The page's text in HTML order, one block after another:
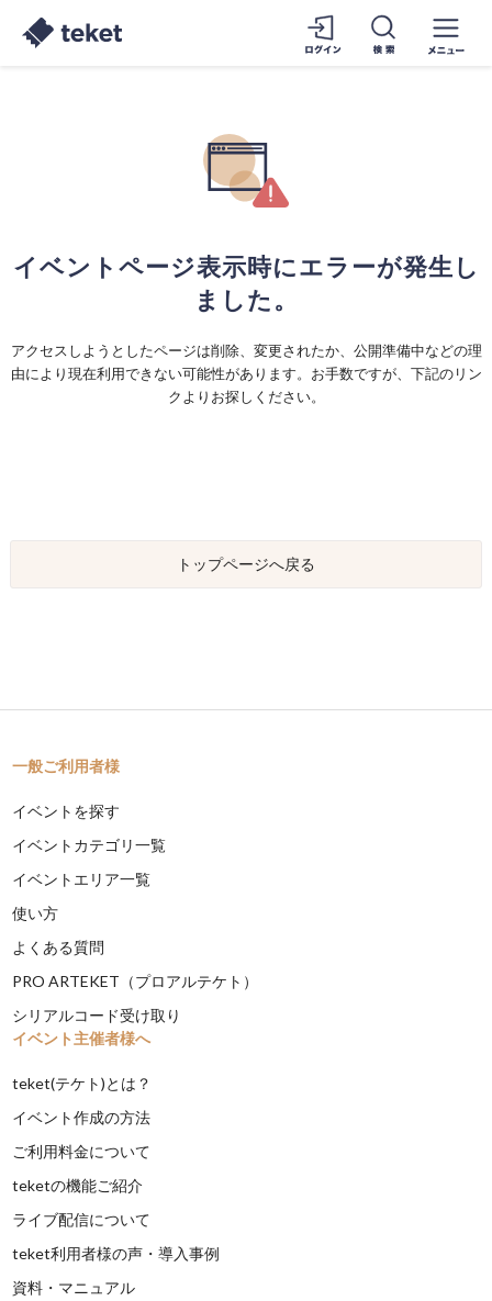
イベントページ表示時にエラーが発生し
ました。
アクセスしようとしたページは削除、変更されたか、公開準備中などの理
由により現在利用できない可能性があります。お手数ですが、下記のリン
クよりお探しください。
トップページへ戻る
一般ご利用者様
イベントを探す
イベントカテゴリ一覧
イベントエリア一覧
使い方
よくある質問
PRO ARTEKET（プロアルテケト）
シリアルコード受け取り
イベント主催者様へ
teket(テケト)とは？
イベント作成の方法
ご利用料金について
teketの機能ご紹介
ライブ配信について
teket利用者様の声・導入事例
資料・マニュアル